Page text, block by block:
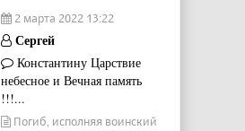
2 марта 2022 13:22
Сергей
Константину Царствие
небесное и Вечная память
!!!...
Погиб, исполняя воинский